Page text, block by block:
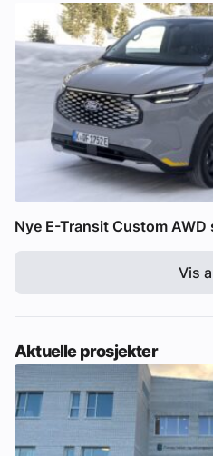
Nye E-Transit Custom
Vis
Aktuelle prosjekter